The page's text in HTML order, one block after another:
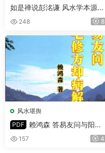
如是禅说彭洺谦 风水学本源布
局法-主客法 视频22集
248 8
风水堪舆
PDF
赖鸿森 答易友问与阳宅
修方却病解 PDF 714页
157 4